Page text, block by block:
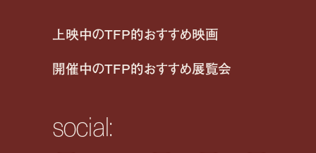
上映中のTFP的おすすめ映画
開催中のTFP的おすすめ展覧会
social: